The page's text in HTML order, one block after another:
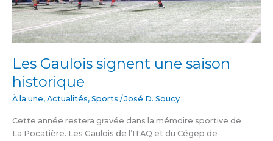
Les Gaulois signent une saison
historique
À la une, Actualités, Sports /José D. Soucy
Cette année restera gravée dans la mémoire sportive de
La Pocatière. Les Gaulois de l’ITAQ et du Cégep de